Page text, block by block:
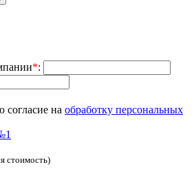
*:
согласие на обработку персональных
стоимость)